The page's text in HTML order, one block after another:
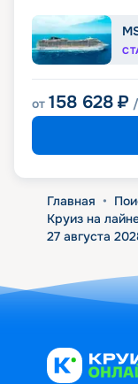
от 158 628 ₽
Главная •
Круиз на
27 августа